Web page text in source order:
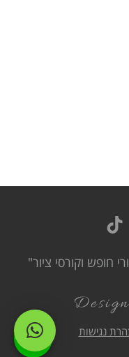
חופש וקורסי ציור"
נגישות